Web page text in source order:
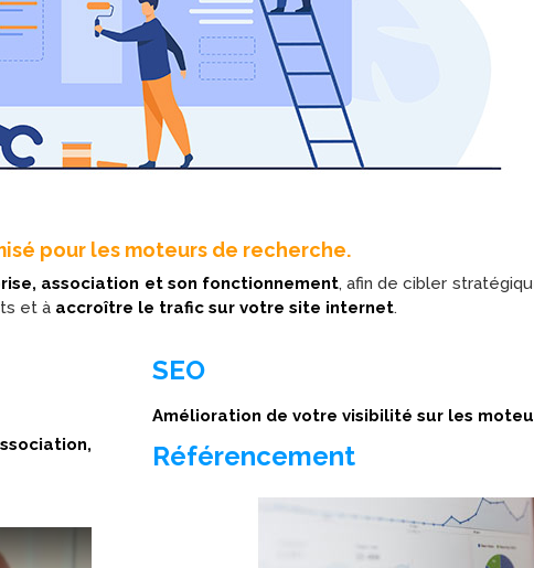
pour les moteurs de recherche.
association et son fonctionnement, afin de cibler
et à accroître le trafic sur votre site internet.
SEO
Amélioration de votre visibilité sur les
Référencement